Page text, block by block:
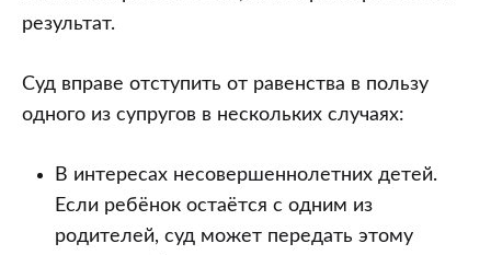
результат.
Суд вправе отступить от равенства в пользу
одного из супругов в нескольких случаях:
В интересах несовершеннолетних детей.
Если ребёнок остаётся с одним из
родителей, суд может передать этому